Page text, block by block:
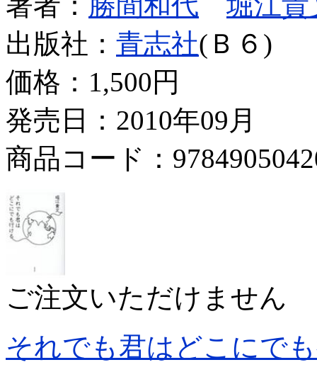
出版社： 青志社(Ｂ６)
価格： 1,500円
発売日：2010年09月
商品コード：
ご注文いただけません
それでも君はどこにで